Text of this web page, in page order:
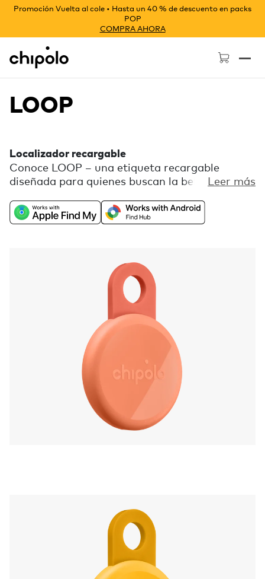
Promoción Vuelta al cole • Hasta un 40 % de descuento en packs
POP
COMPRA AHORA
Chipolo - Home page
LOOP
Localizador recargable
Conoce LOOP – una etiqueta recargable
diseñada para quienes buscan la belleza en
compatibilidad universal con Buscar de Apple o
Localizador de Google, combinada con una
funciones extra gratuitas, como Llama tu
móvil, en la app complementaria de Chipolo.
Leer más